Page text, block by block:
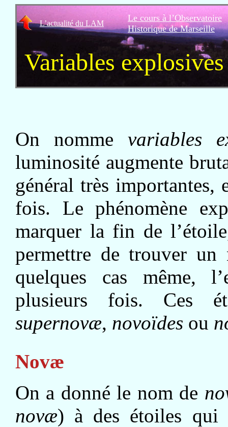
L’actualité du LAM
Le cours à l’Observatoire
Historique de Marseille
Variables explosives
On nomme variables
luminosité augmente
général très importantes,
fois. Le phénomène
marquer la fin de
permettre de trouver un
quelques cas même,
plusieurs fois. Ces
supernovæ, novoïdes ou
Novæ
On a donné le nom de
novæ) à des étoiles qui